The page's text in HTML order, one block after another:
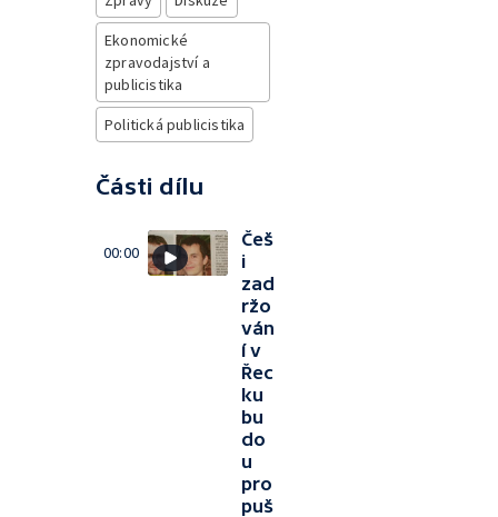
Ekonomické
zpravodajství a
publicistika
Politická publicistika
Části dílu
00:00
Češ
i
zad
ržo
ván
í v
Řec
ku
bu
do
u
pro
puš